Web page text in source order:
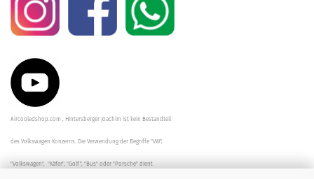
Aircooledshop.com , Hintersberger Joachim ist kein Bestandteil
des Volkswagen Konzerns. Die Verwendung der Begriffe "VW",
"Volkswagen", "Käfer", "Golf", "Bus" oder "Porsche" dient